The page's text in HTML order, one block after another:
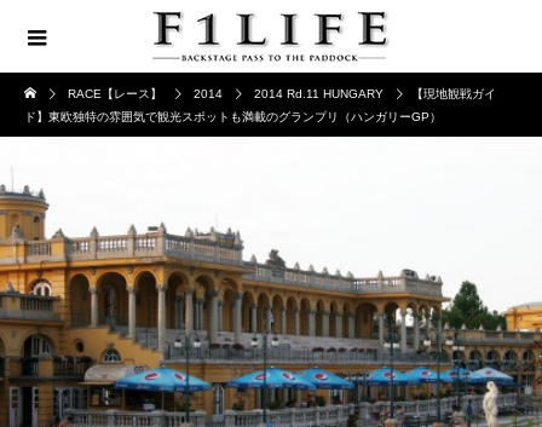
RACE【レース】 2014 2014 Rd.11 HUNGARY
【現地観戦ガイ
ド】東欧独特の雰囲気で観光スポットも満載のグランプリ（ハンガリーGP）